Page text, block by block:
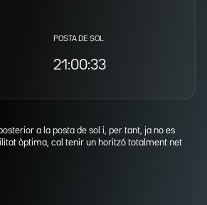
POSTA DE SOL
21:00:33
a la posta de sol i, per tant, ja no es
òptima, cal tenir un horitzó totalment net